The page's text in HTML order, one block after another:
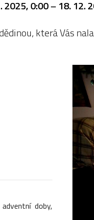
2025, 0:00– 18. 12.
která Vás
doby,